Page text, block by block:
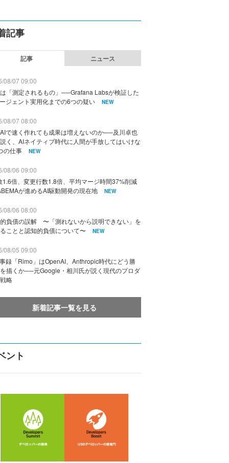
記事
記事 ニュース
08/07 09:00
「測定されるもの」──Grafana Labsが検証した
ジェント実用化までの6つの疑い
NEW
08/07 08:00
で速く作れても成果は増えないのか──及川卓也
く、AIネイティブ時代に人間が手放してはいけな
の仕事
NEW
08/06 09:00
1.6倍、変更行数1.8倍、平均マージ時間37%削減
が進めるAI駆動開発の現在地
NEW
08/06 08:00
負債の誤解 〜「測れないから説明できない」を
ことと認知的負債について〜
NEW
08/05 09:00
録「Rimo」はOpenAI、Anthropic時代にどう勝
描くか──元Google・相川氏が説く現代のプロダ
略
新着記事一覧を見る
ント